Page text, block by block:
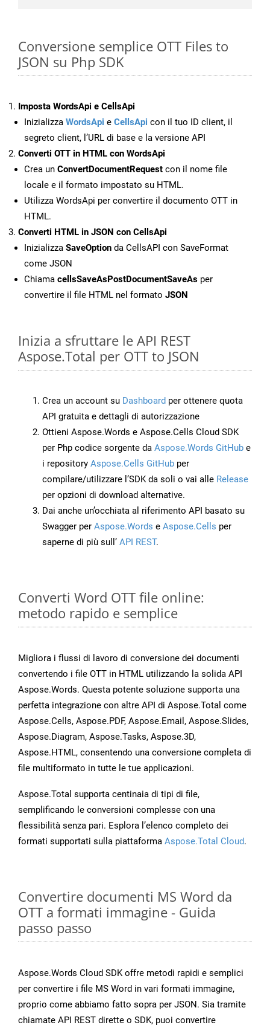
Conversione semplice OTT Files to
JSON su Php SDK
Imposta WordsApi e CellsApi
Inizializza WordsApi e CellsApi con il tuo ID client, il
segreto client, l’URL di base e la versione API
Converti OTT in HTML con WordsApi
Crea un ConvertDocumentRequest con il nome file
locale e il formato impostato su HTML.
Utilizza WordsApi per convertire il documento OTT in
HTML.
Converti HTML in JSON con CellsApi
Inizializza SaveOption da CellsAPI con SaveFormat
come JSON
Chiama cellsSaveAsPostDocumentSaveAs per
convertire il file HTML nel formato JSON
Inizia a sfruttare le API REST
Aspose.Total per OTT to JSON
Crea un account su Dashboard per ottenere quota
API gratuita e dettagli di autorizzazione
Ottieni Aspose.Words e Aspose.Cells Cloud SDK
per Php codice sorgente da Aspose.Words GitHub e
i repository Aspose.Cells GitHub per
compilare/utilizzare l’SDK da soli o vai alle Release
per opzioni di download alternative.
Dai anche un’occhiata al riferimento API basato su
Swagger per Aspose.Words e Aspose.Cells per
saperne di più sull’ API REST.
Converti Word OTT file online:
metodo rapido e semplice
Migliora i flussi di lavoro di conversione dei documenti
convertendo i file OTT in HTML utilizzando la solida API
Aspose.Words. Questa potente soluzione supporta una
perfetta integrazione con altre API di Aspose.Total come
Aspose.Cells, Aspose.PDF, Aspose.Email, Aspose.Slides,
Aspose.Diagram, Aspose.Tasks, Aspose.3D,
Aspose.HTML, consentendo una conversione completa di
file multiformato in tutte le tue applicazioni.
Aspose.Total supporta centinaia di tipi di file,
semplificando le conversioni complesse con una
flessibilità senza pari. Esplora l’elenco completo dei
formati supportati sulla piattaforma Aspose.Total Cloud.
Convertire documenti MS Word da
OTT a formati immagine - Guida
passo passo
Aspose.Words Cloud SDK offre metodi rapidi e semplici
per convertire i file MS Word in vari formati immagine,
proprio come abbiamo fatto sopra per JSON. Sia tramite
chiamate API REST dirette o SDK, puoi convertire